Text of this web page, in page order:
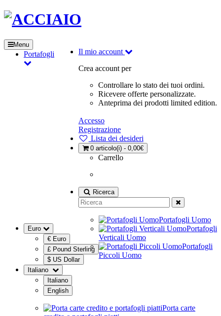
Menu
Il mio account
Crea account per
Controllare lo stato dei tuoi ordini.
Ricevere offerte personalizzate.
Anteprima dei prodotti limited edition.
Accesso
Registrazione
Lista dei desideri
0 articolo(i) - 0,00€
Carrello
Ricerca
Euro
€ Euro
£ Pound Sterling
$ US Dollar
Italiano
Italiano
English
Portafogli
Portafogli Uomo
Portafogli
Verticali Uomo
Portafogli
Piccoli Uomo
Porta carte